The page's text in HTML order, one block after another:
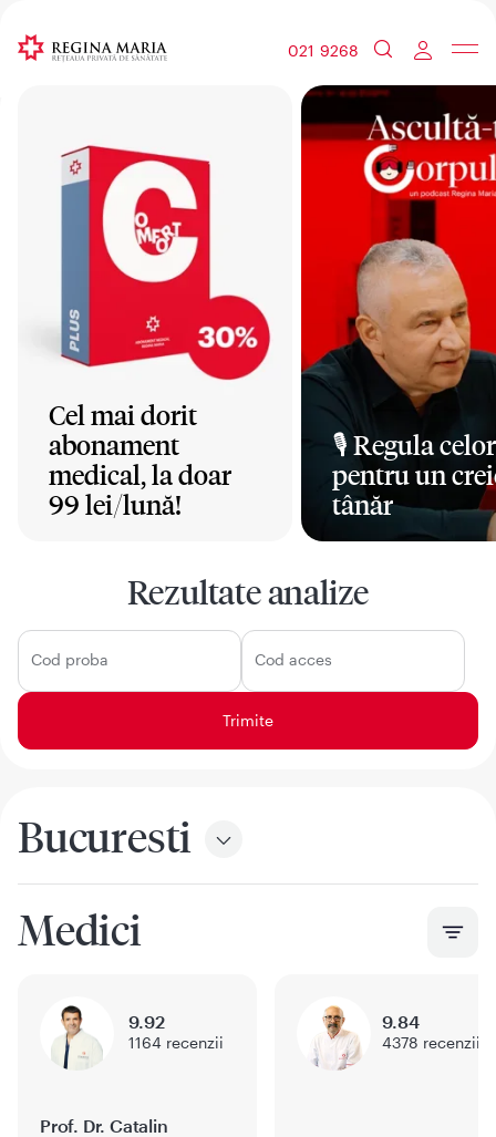
021 9268
Cel mai dorit
abonament
medical, la doar
99 lei/lună!
🎙️ Regula
pentru un
tânăr
Rezultate analize
Cod proba Cod acces
Bucuresti
Medici
Prof. Dr. Catalin
9.92
1164 recenzii
9.84
4378 recenzii